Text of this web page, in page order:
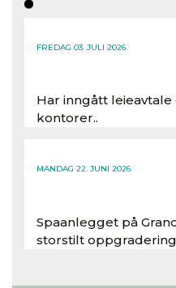
FREDAG 03. JULI 2026
Har inngått
kontorer..
MANDAG 22. JUNI 2026
Spaanlegget på
storstilt